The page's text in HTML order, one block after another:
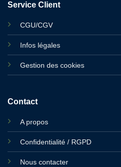
Service Client
CGU/CGV
Infos légales
Gestion des cookies
Contact
A propos
Confidentialité / RGPD
Nous contacter